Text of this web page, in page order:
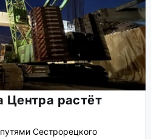
Центра растёт
Сестрорецкого